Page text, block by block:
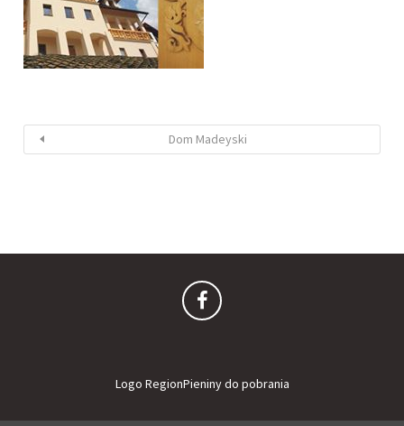
Dom Madeyski
Logo RegionPieniny do pobrania